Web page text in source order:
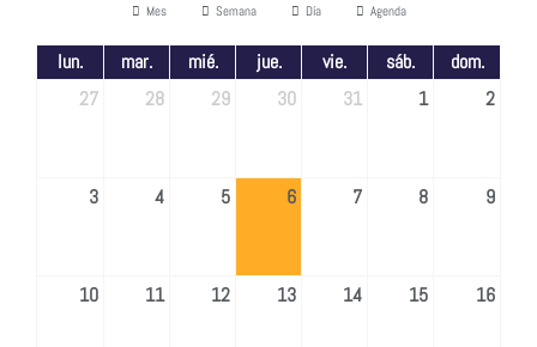
Mes Semana Día Agenda
lun. mar. mié. jue. vie. sáb.
dom.
27
28 29 30 31 1 2
3 4 5 6 7 8 9
10 11 12 13 14 15 16